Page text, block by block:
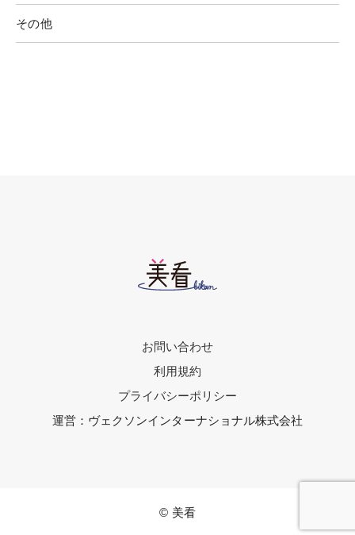
その他
お問い合わせ
利用規約
プライバシーポリシー
運営：ヴェクソンインターナショナル株式会社
© 美看